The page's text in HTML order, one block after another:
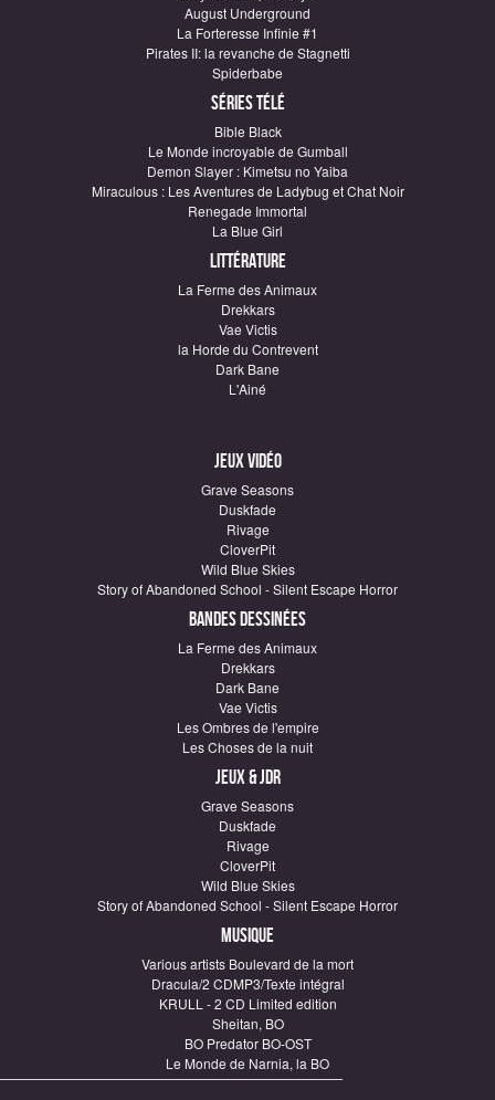
August Underground
La Forteresse Infinie #1
Pirates II: la revanche de Stagnetti
Spiderbabe
Séries télé
Bible Black
Le Monde incroyable de Gumball
Demon Slayer : Kimetsu no Yaiba
Miraculous : Les Aventures de Ladybug et Chat Noir
Renegade Immortal
La Blue Girl
Littérature
La Ferme des Animaux
Drekkars
Vae Victis
la Horde du Contrevent
Dark Bane
L'Ainé
Jeux vidéo
Grave Seasons
Duskfade
Rivage
CloverPit
Wild Blue Skies
Story of Abandoned School - Silent Escape Horror
Bandes dessinées
La Ferme des Animaux
Drekkars
Dark Bane
Vae Victis
Les Ombres de l'empire
Les Choses de la nuit
Jeux & JDR
Grave Seasons
Duskfade
Rivage
CloverPit
Wild Blue Skies
Story of Abandoned School - Silent Escape Horror
Musique
Various artists Boulevard de la mort
Dracula/2 CDMP3/Texte intégral
KRULL - 2 CD Limited edition
Sheitan, BO
BO Predator BO-OST
Le Monde de Narnia, la BO